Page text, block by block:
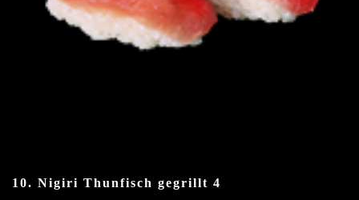
10. Nigiri Thunfisch gegrillt 4